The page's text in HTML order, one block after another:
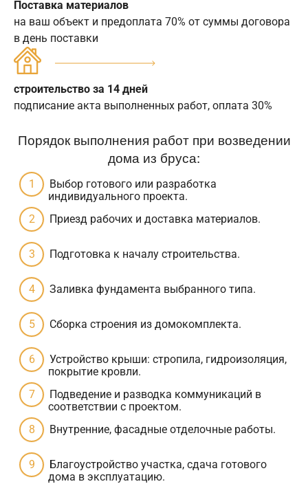
Поставка материалов
на ваш объект и предоплата 70% от суммы договора
в день поставки
строительство за 14 дней
подписание акта выполненных работ, оплата 30%
Порядок выполнения работ при возведении
дома из бруса:
Выбор готового или разработка
индивидуального проекта.
Приезд рабочих и доставка материалов.
Подготовка к началу строительства.
Заливка фундамента выбранного типа.
Сборка строения из домокомплекта.
Устройство крыши: стропила, гидроизоляция,
покрытие кровли.
Подведение и разводка коммуникаций в
соответствии с проектом.
Внутренние, фасадные отделочные работы.
Благоустройство участка, сдача готового
дома в эксплуатацию.